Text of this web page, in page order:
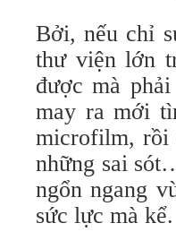
Bởi, nếu chỉ
thư viện lớn
được mà
may ra mới
microfilm, rồi
những sai
ngổn ngang
sức lực mà kể.